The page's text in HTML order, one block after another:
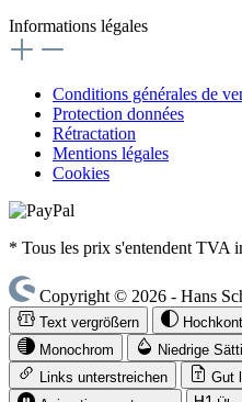
Informations légales
Conditions générales de
Protection données
Rétractation
Mentions légales
Cookies
* Tous les prix s'entendent TVA
Copyright © 2026 - Hans
Text vergrößern
Monochrom
Niedrige
Links unterstreichen
Gut